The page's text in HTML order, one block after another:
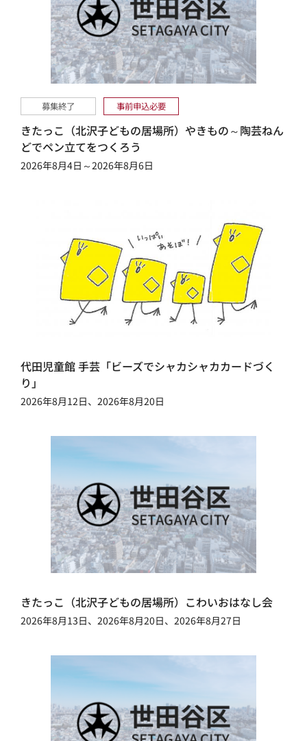
募集終了 事前申込必要
きたっこ（北沢子どもの居場所）やきもの～陶芸ねん
どでペン立てをつくろう
2026年8月4日～2026年8月6日
代田児童館 手芸「ビーズでシャカシャカカードづく
り」
2026年8月12日、2026年8月20日
きたっこ（北沢子どもの居場所）こわいおはなし会
2026年8月13日、2026年8月20日、2026年8月27日